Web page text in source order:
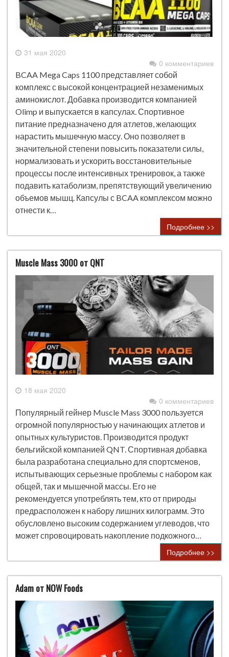
31 мая 2020
0 комментариев
BCAA Mega Caps 1100 представляет собой
комплекс с высокой концентрацией незаменимых
аминокислот. Добавка производится компанией
Olimp и выпускается в капсулах. Спортивное
питание предназначено для атлетов, желающих
нарастить мышечную массу. Оно позволяет в
значительной степени повысить показатели силы,
нормализовать и ускорить восстановительные
процессы после интенсивных тренировок, а также
подавить катаболизм, препятствующий увеличению
объемов мышц. Капсулы с BCAA комплексом можно
отнести к…
Подробнее >>
Muscle Mass 3000 от QNT
18 мая 2020
0 комментариев
Популярный гейнер Muscle Mass 3000 пользуется
огромной популярностью у начинающих атлетов и
опытных культуристов. Производится продукт
бельгийской компанией QNT. Спортивная добавка
была разработана специально для спортсменов,
испытывающих серьезные проблемы с набором как
общей, так и мышечной массы. Его не
рекомендуется употреблять тем, кто от природы
предрасположен к набору лишних килограмм. Это
обусловлено высоким содержанием углеводов, что
может спровоцировать накопление подкожного…
Подробнее >>
Adam от NOW Foods